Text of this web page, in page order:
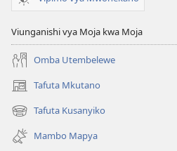
Viunganishi vya Moja kwa Moja
Omba Utembelewe
Tafuta Mkutano
(opens
new
window)
Tafuta Kusanyiko
(opens
new
window)
Mambo Mapya